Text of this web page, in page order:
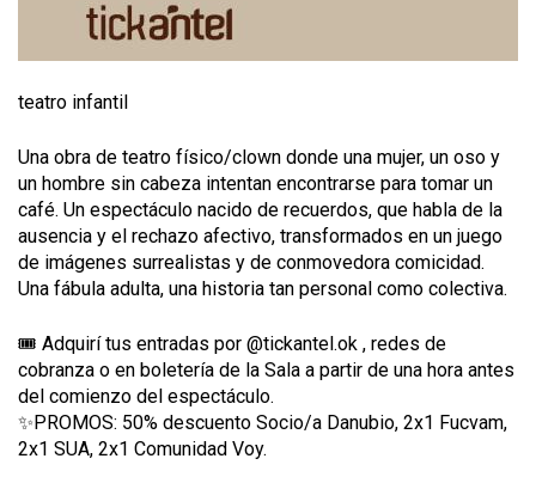
teatro infantil
Una obra de teatro físico/clown donde una mujer, un oso y
un hombre sin cabeza intentan encontrarse para tomar un
café. Un espectáculo nacido de recuerdos, que habla de la
ausencia y el rechazo afectivo, transformados en un juego
de imágenes surrealistas y de conmovedora comicidad.
Una fábula adulta, una historia tan personal como colectiva.
🎟️ Adquirí tus entradas por @tickantel.ok , redes de
cobranza o en boletería de la Sala a partir de una hora antes
del comienzo del espectáculo.
✨PROMOS: 50% descuento Socio/a Danubio, 2x1 Fucvam,
2x1 SUA, 2x1 Comunidad Voy.